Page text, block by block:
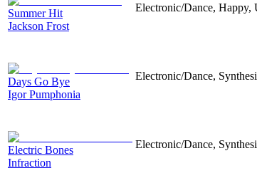
Summer Hit
Jackson Frost
Electronic/Dance, Happy,
Days Go Bye
Igor Pumphonia
Electronic/Dance,
Electric Bones
Infraction
Electronic/Dance,